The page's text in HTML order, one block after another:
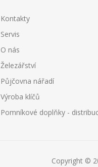
Kontakty
Servis
O nás
Železářství
Půjčovna nářadí
Výroba klíčů
Pomníkové doplňky -
Copyright ©